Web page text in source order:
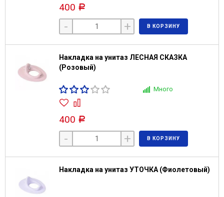
400 Р
- + В КОРЗИНУ
Накладка на унитаз ЛЕСНАЯ СКАЗКА
(Розовый)
Много
400 Р
- + В КОРЗИНУ
Накладка на унитаз УТОЧКА (Фиолетовый)